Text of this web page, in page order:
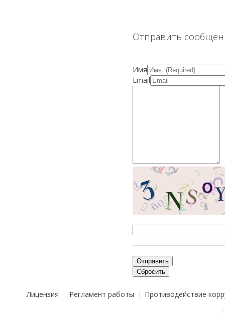
Отправить
Имя
Email
Отправить
Сбросить
Лицензия Регламент работы Противодействие